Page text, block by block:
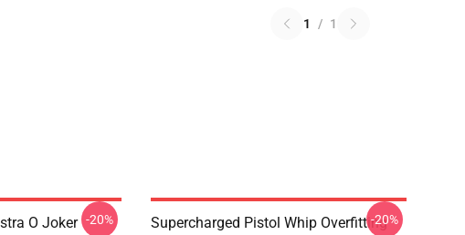
1 / 1
O Joker -20% Supercharged Pistol Whip Overfitting
-20%